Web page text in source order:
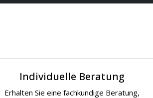
Individuelle Beratung
Erhalten Sie eine fachkundige Beratung,